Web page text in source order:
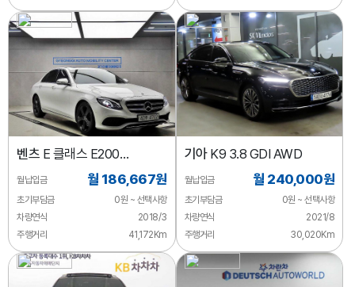
벤츠 E 클래스 E200
아방가르드
월납입금 월 186,667원
초기부담금
0원 ~ 선택사항
차량연식
2018/3
주행거리
41,172Km
기아K9 3.8 GDI AWD
월납입금 월 240,000원
초기부담금
0원 ~ 선택사항
차량연식
2021/8
주행거리
30,020Km